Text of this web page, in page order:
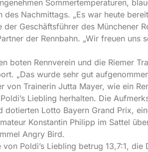
Sommertemperaturen,
des Nachmittags. „Es war heute
der Geschäftsführer des Münchener
der Rennbahn. „Wir freuen
boten Rennverein und die Riemer
„Das wurde sehr gut
von Trainerin Jutta Mayer, wie ein
Liebling herhalten. Die
dotierten Lotto Bayern Grand Prix,
Konstantin Philipp im Sattel
Angry Bird.
von Poldi’s Liebling betrug 13,7:1,